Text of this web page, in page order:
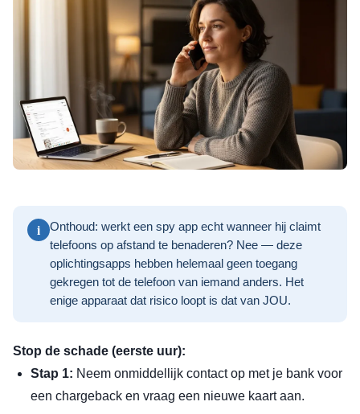
i
Onthoud: werkt een spy app echt wanneer hij claimt
telefoons op afstand te benaderen? Nee — deze
oplichtingsapps hebben helemaal geen toegang
gekregen tot de telefoon van iemand anders. Het
enige apparaat dat risico loopt is dat van JOU.
Stop de schade (eerste uur):
Stap 1: Neem onmiddellijk contact op met je bank voor
een chargeback en vraag een nieuwe kaart aan.